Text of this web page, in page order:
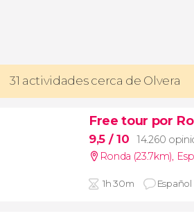
31 actividades cerca de Olvera
Free tour por
9,5 / 10
14.260
Ronda (23.7km)
1h 30m Español